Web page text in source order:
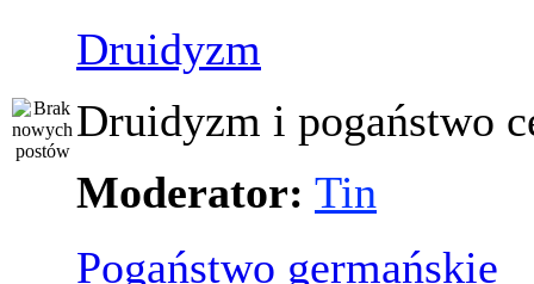
Druidyzm
Druidyzm i pogaństwo
Moderator: Tin
Pogaństwo germańskie